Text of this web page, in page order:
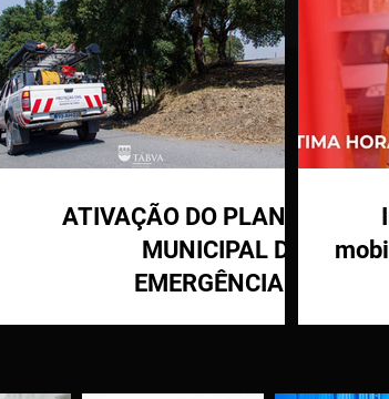
ATIVAÇÃO DO PLANO
MUNICIPAL DE
EMERGÊNCIA E